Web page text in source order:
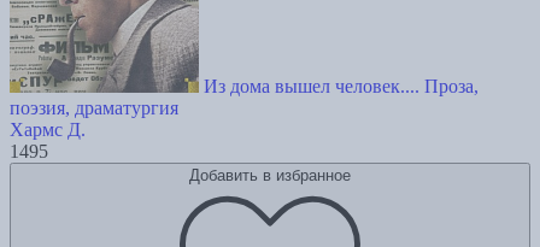
Из дома вышел человек.... Проза,
поэзия, драматургия
Хармс Д.
1495
Добавить в избранное